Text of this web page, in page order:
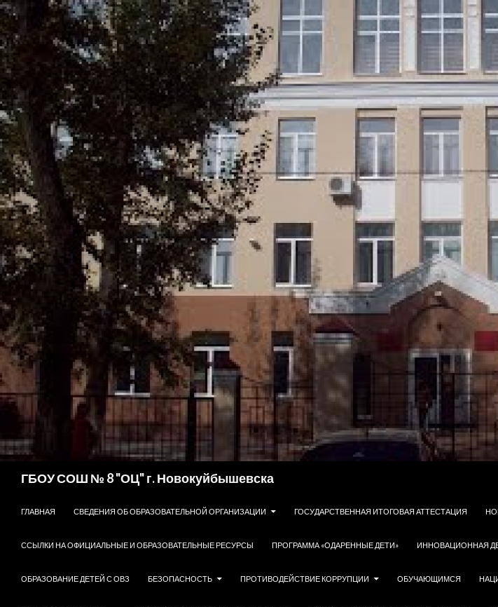
ГБОУ СОШ № 8 "ОЦ" г. Новокуйбышевска
ГЛАВНАЯ
СВЕДЕНИЯ ОБ ОБРАЗОВАТЕЛЬНОЙ ОРГАНИЗАЦИИ ГОСУДАРСТВЕННАЯ ИТОГОВАЯ АТТЕСТАЦИЯ
ССЫЛКИ НА ОФИЦИАЛЬНЫЕ И ОБРАЗОВАТЕЛЬНЫЕ РЕСУРСЫ ПРОГРАММА «ОДАРЕННЫЕ ДЕТИ» ИННОВАЦИОННАЯ
ОБРАЗОВАНИЕ ДЕТЕЙ С ОВЗ БЕЗОПАСНОСТЬ ПРОТИВОДЕЙСТВИЕ КОРРУПЦИИ ОБУЧАЮЩИМСЯ